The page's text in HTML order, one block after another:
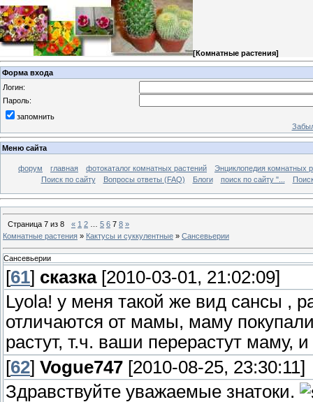
[Комнатные растения]
Форма входа
Логин:
Пароль:
запомнить
Меню сайта
форум главная фотокаталог комнатных растений
Энциклопедия комнатных
Поиск по сайту
Вопросы ответы (FAQ) Блоги поиск по сайту "...
Страница 7 из 8 « 1 2 5 6 7 8 »
Комнатные растения » Кактусы и суккулентные » Сансевьерии
Сансевьерии
[61] сказка[2010-03-01, 21:02:09]
Lyola! у меня такой же вид сансы ,
отличаются от мамы, маму
растут, т.ч. ваши перерастут маму,
[62] Vogue747 [2010-08-25, 23:30:11]
Здравствуйте уважаемые знатоки.